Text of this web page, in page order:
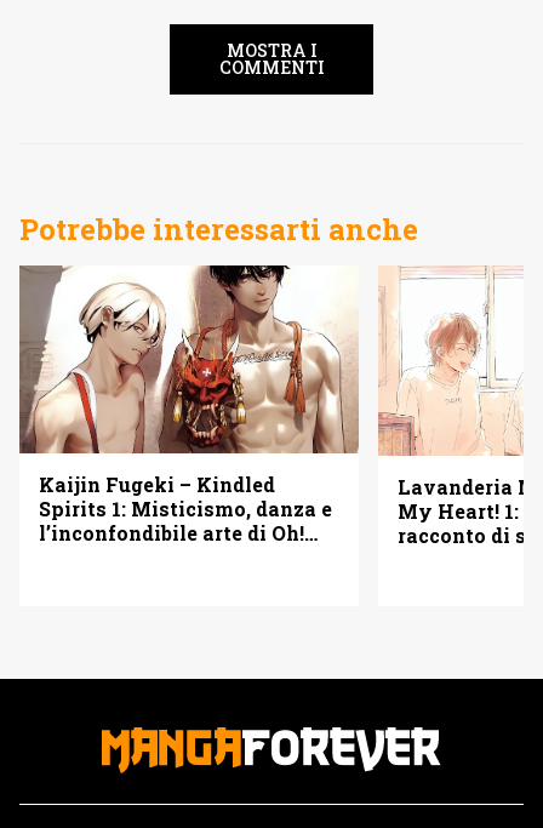
MOSTRA I
COMMENTI
Potrebbe interessarti anche
Kaijin Fugeki – Kindled
Spirits 1: Misticismo, danza e
l’inconfondibile arte di Oh!
Lavanderia
My Heart! 1:
racconto di